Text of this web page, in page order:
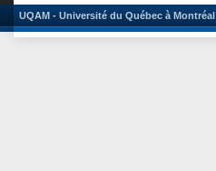
UQAM - Université du Québec à Montréal